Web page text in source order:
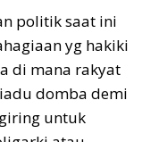
politik saat ini
yg hakiki
di mana rakyat
domba demi
untuk